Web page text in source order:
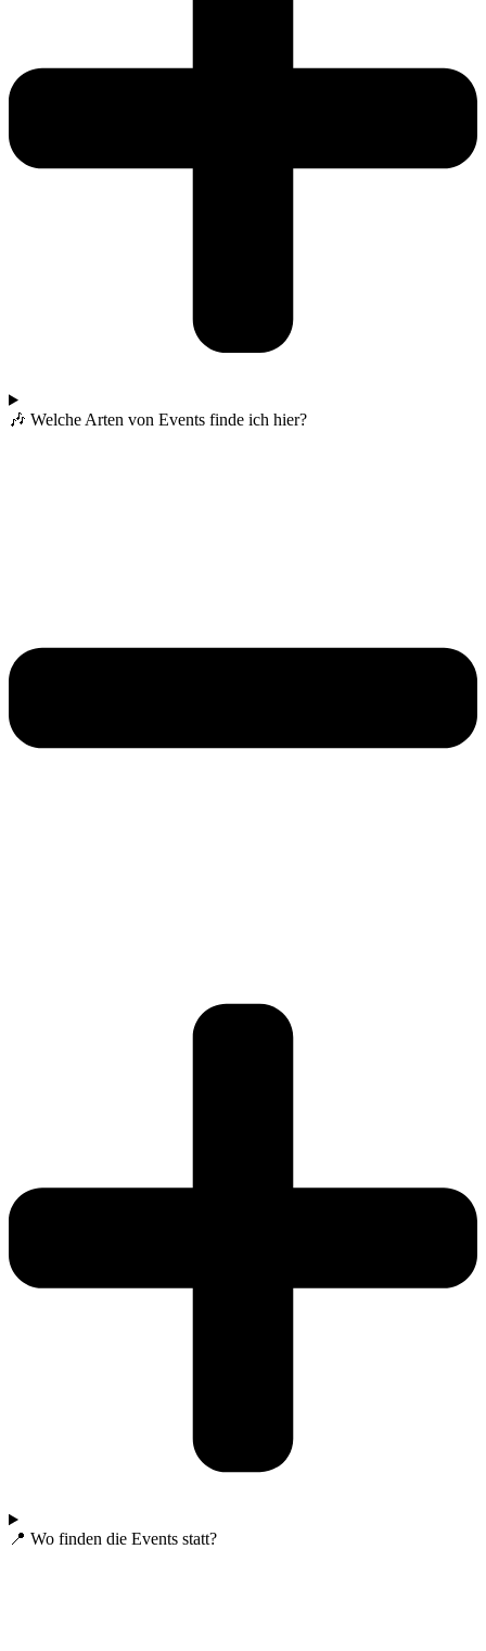
🎶 Welche Arten von Events finde ich hier?
📍 Wo finden die Events statt?